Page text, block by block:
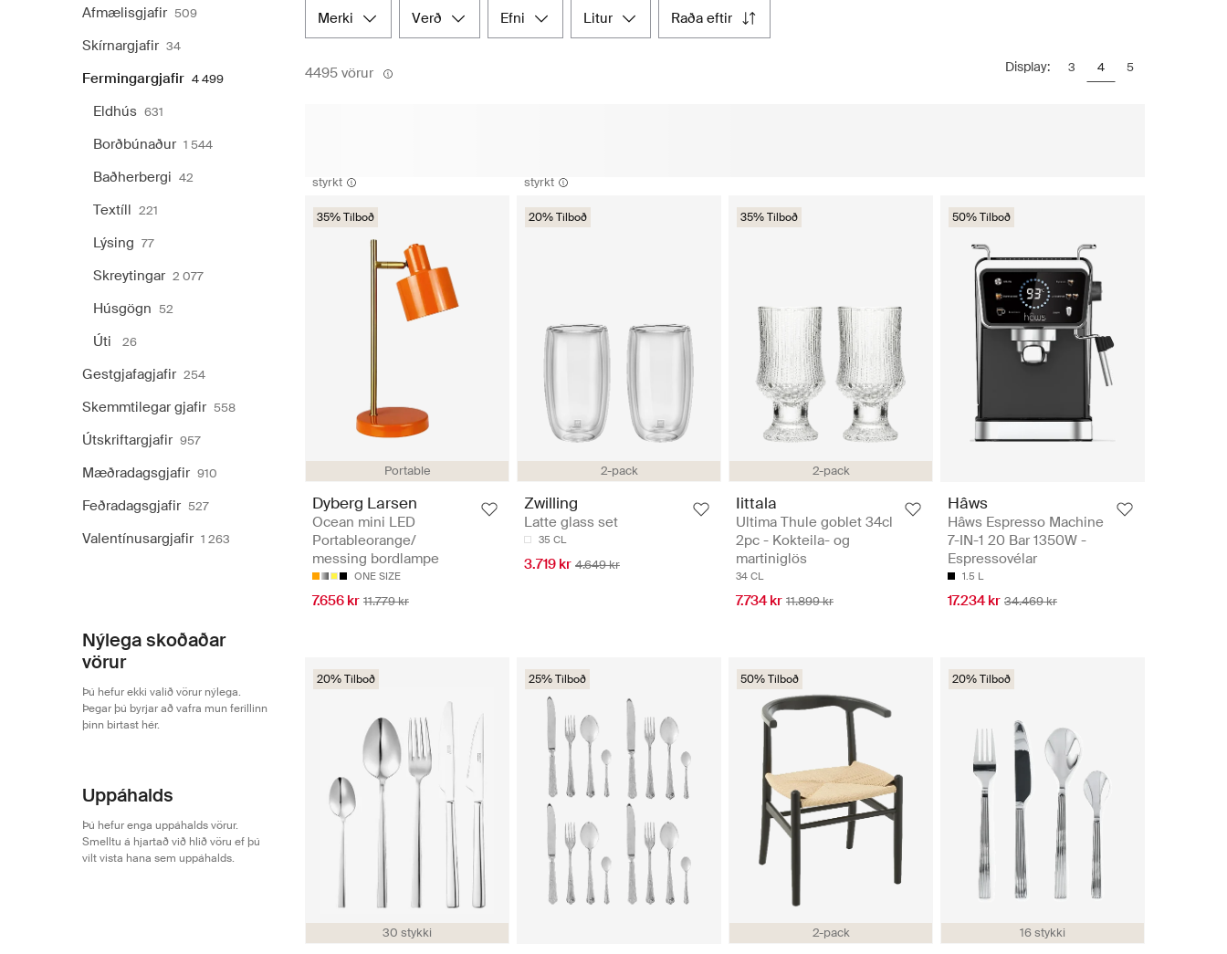
Afmælisgjafir 509
Skírnargjafir 34
Fermingargjafir 4 499
Eldhús 631
Borðbúnaður 1 544
Baðherbergi 42
Textíll 221
Lýsing 77
Skreytingar 2 077
Húsgögn 52
Úti 26
Gestgjafagjafir 254
Skemmtilegar gjafir 558
Útskriftargjafir 957
Mæðradagsgjafir 910
Feðradagsgjafir 527
Valentínusargjafir 1 263
Nýlega skoðaðar
vörur
Þú hefur ekki valið vörur nýlega.
Þegar þú byrjar að vafra mun ferillinn
þinn birtast hér.
Uppáhalds
Þú hefur enga uppáhalds vörur.
Smelltu á hjartað við hlið vöru ef þú
vilt vista hana sem uppáhalds.
merki verð efni litur raða eftir
4495 vörur Display: 3 4 5
styrkt
Portable
35% Tilboð
Dyberg Larsen
Ocean mini LED
Portableorange/
messing bordlampe
ONE SIZE
7.656 kr 11.779 kr
styrkt
2-pack
20% Tilboð
Zwilling
Latte glass set
35 CL
3.719 kr 4.649 kr
2-pack
35% Tilboð
Iittala
Ultima Thule goblet 34cl
2pc - Kokteila- og
martiniglös
34 CL
7.734 kr 11.899 kr
50% Tilboð
Hâws
Hâws Espresso Machine
7-IN-1 20 Bar 1350W -
Espressovélar
1.5 L
17.234 kr 34.469 kr
30 stykki
20% Tilboð 25% Tilboð
2-pack
50% Tilboð
16 stykki
20% Tilboð